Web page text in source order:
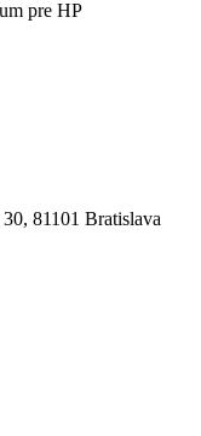
pre HP
81101 Bratislava